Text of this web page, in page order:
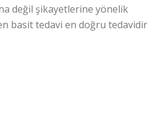
değil şikayetlerine yönelik
basit tedavi en doğru tedavidir